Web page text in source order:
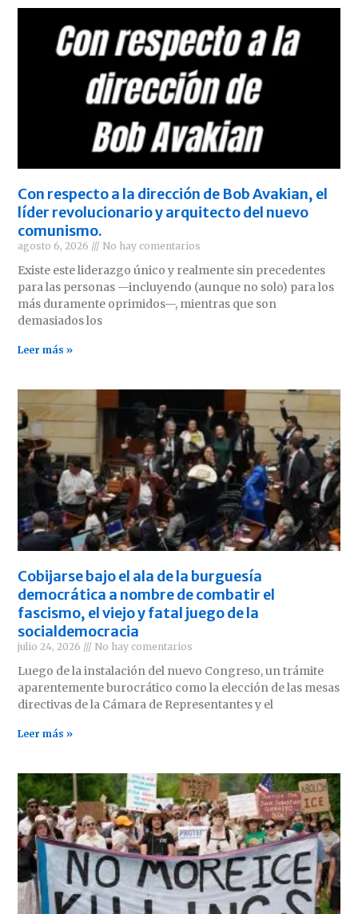
Con respecto a la dirección de Bob Avakian, el
líder revolucionario y arquitecto del nuevo
comunismo.
agosto 6, 2026 No hay comentarios
Existe este liderazgo único y realmente sin precedentes
para las personas —incluyendo (aunque no solo) para los
más duramente oprimidos—, mientras que son
demasiados los
Leer más »
Cobijarse bajo el ala de la burguesía
democrática a nombre de combatir el
fascismo, el viejo y fatal juego de la
socialdemocracia
julio 24, 2026 No hay comentarios
Luego de la instalación del nuevo Congreso, un trámite
aparentemente burocrático como la elección de las mesas
directivas de la Cámara de Representantes y el
Leer más »